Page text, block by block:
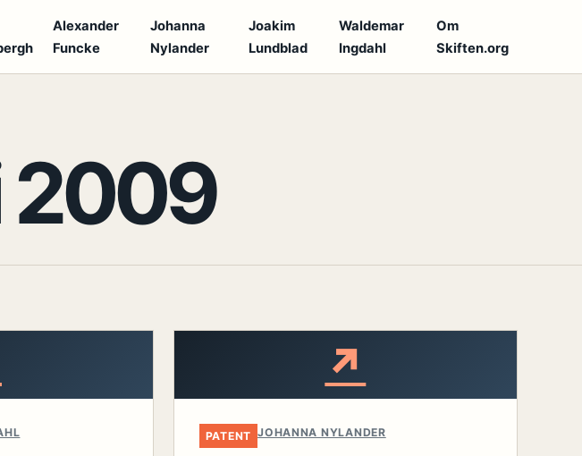
Alexander
Funcke
Johanna
Nylander
Joakim
Lundblad
Waldemar
Ingdahl
Om
Skiften.org
2009
↗
PATENT JOHANNA NYLANDER